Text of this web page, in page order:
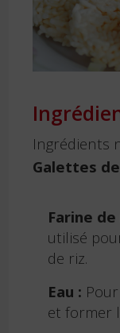
Ingrédients
Galettes
Farine de
utilisé
de riz.
Eau :
et former